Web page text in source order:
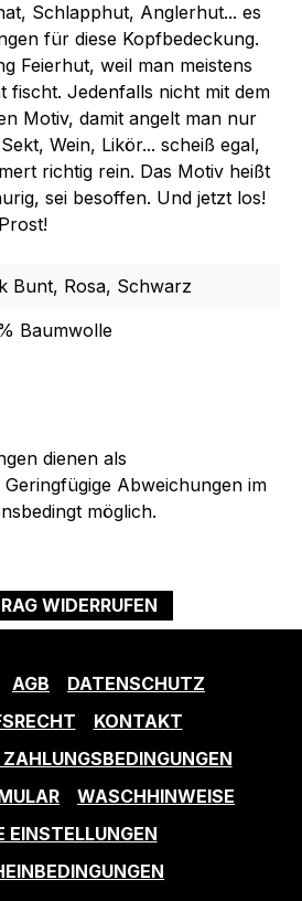
dienen als
Geringfügige Abweichungen im
möglich.
Schlapphut, Anglerhut... es
für diese Kopfbedeckung.
Feierhut, weil man meistens
fischt. Jedenfalls nicht mit dem
Motiv, damit angelt man nur
Wein, Likör... scheiß egal,
richtig rein. Das Motiv heißt
sei besoffen. Und jetzt los!
Bunt, Rosa, Schwarz
Baumwolle
WIDERRUFEN
AGB
DATENSCHUTZ
KONTAKT
WASCHHINWEISE
EINSTELLUNGEN